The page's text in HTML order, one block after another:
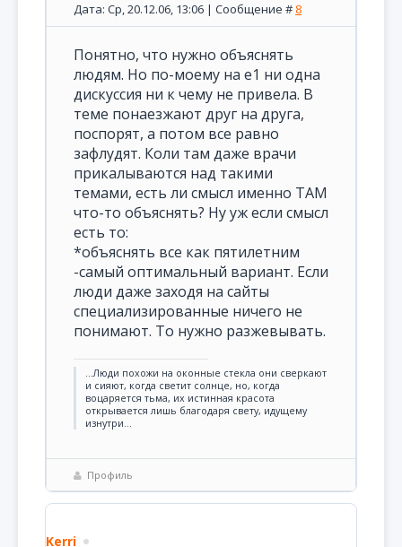
Дата: Ср, 20.12.06, 13:06 | Сообщение # 8
Понятно, что нужно объяснять
людям. Но по-моему на е1 ни одна
дискуссия ни к чему не привела. В
теме понаезжают друг на друга,
поспорят, а потом все равно
зафлудят. Коли там даже врачи
прикалываются над такими
темами, есть ли смысл именно ТАМ
что-то объяснять? Ну уж если смысл
есть то:
*объяснять все как пятилетним
-самый оптимальный вариант. Если
люди даже заходя на сайты
специализированные ничего не
понимают. То нужно разжевывать.
...Люди похожи на оконные стекла они сверкают
и сияют, когда светит солнце, но, когда
воцаряется тьма, их истинная красота
открывается лишь благодаря свету, идущему
изнутри...
Профиль
Kerri